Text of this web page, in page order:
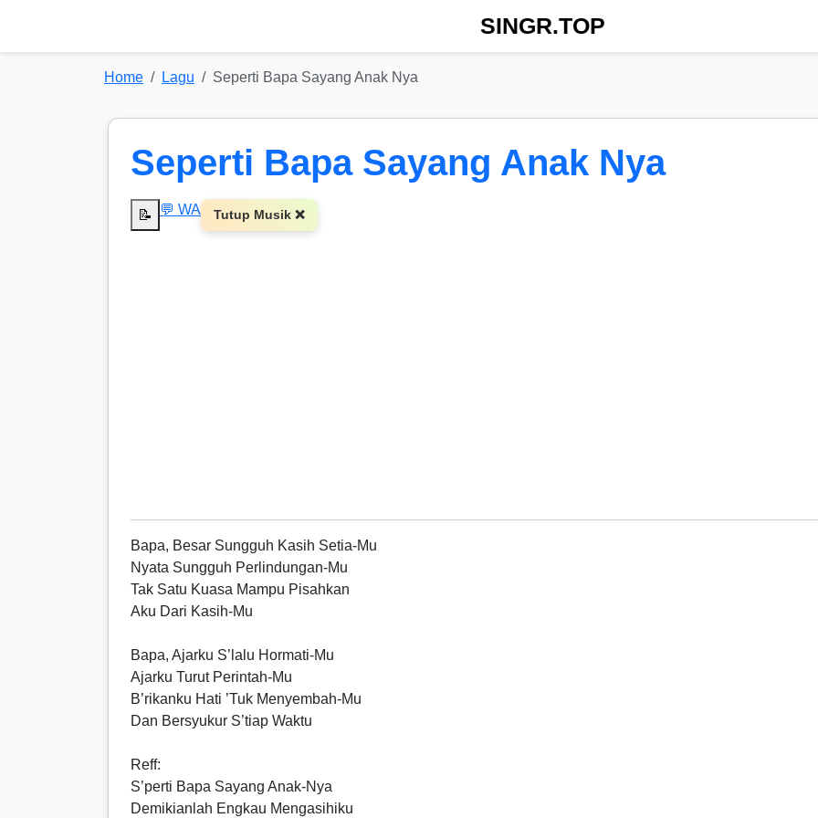
SINGR.TOP
Home Lagu Seperti Bapa Sayang Anak Nya
Seperti Bapa Sayang Anak Nya
📝 💬 WA Tutup Musik ❌
Bapa, Besar Sungguh Kasih Setia-Mu
Nyata Sungguh Perlindungan-Mu
Tak Satu Kuasa Mampu Pisahkan
Aku Dari Kasih-Mu
Bapa, Ajarku S’lalu Hormati-Mu
Ajarku Turut Perintah-Mu
B’rikanku Hati ’Tuk Menyembah-Mu
Dan Bersyukur S’tiap Waktu
Reff:
S’perti Bapa Sayang Anak-Nya
Demikianlah Engkau Mengasihiku